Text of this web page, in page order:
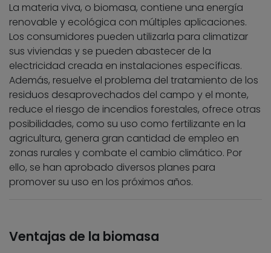
La materia viva, o biomasa, contiene una energía
renovable y ecológica con múltiples aplicaciones.
Los consumidores pueden utilizarla para climatizar
sus viviendas y se pueden abastecer de la
electricidad creada en instalaciones específicas.
Además, resuelve el problema del tratamiento de los
residuos desaprovechados del campo y el monte,
reduce el riesgo de incendios forestales, ofrece otras
posibilidades, como su uso como fertilizante en la
agricultura, genera gran cantidad de empleo en
zonas rurales y combate el cambio climático. Por
ello, se han aprobado diversos planes para
promover su uso en los próximos años.
Ventajas de la biomasa